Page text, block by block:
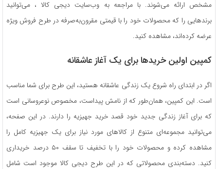
مشخص ارائه می‌شوند. با مراجعه به وب‌سایت دیجی کالا ، می‌توانید
برندهایی را که محصولات خود را با قیمتی مقرون‌به‌صرفه در طرح فروش ویژه
عرضه کرده‌اند، مشاهده کنید.
کمپین اولین خریدها برای یک آغاز عاشقانه
اگر در ابتدای راه شروع یک زندگی عاشقانه هستید، این طرح برای شما مناسب
است. این کمپین، همان‌طور که از نامش پیداست، مخصوص نوعروسانی است
که برای آغاز زندگی جدید خود قصد خرید جهیزیه را دارند. در این صفحه،
می‌توانید مجموعه‌ای متنوع از کالاهای مورد نیاز برای یک جهیزیه کامل را
مشاهده کرده و محصولات خود را با تخفیف تا سقف ۵۰ درصد خریداری
کنید. دسته‌بندی محصولاتی که در این طرح دیجی کالا موجود است شامل